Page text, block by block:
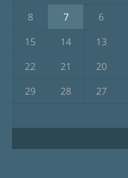
6
7
8
13
14
15
20
21
22
27
28
29